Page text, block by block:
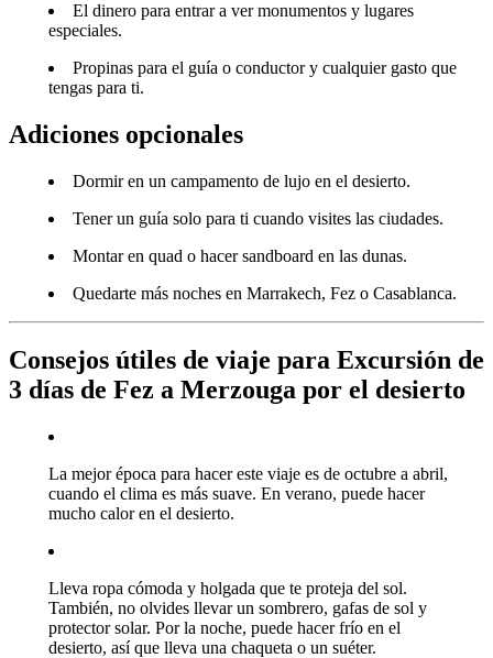
El dinero para entrar a ver monumentos y lugares
especiales.
Propinas para el guía o conductor y cualquier gasto que
tengas para ti.
Adiciones opcionales
Dormir en un campamento de lujo en el desierto.
Tener un guía solo para ti cuando visites las ciudades.
Montar en quad o hacer sandboard en las dunas.
Quedarte más noches en Marrakech, Fez o Casablanca.
Consejos útiles de viaje para Excursión de
3 días de Fez a Merzouga por el desierto
La mejor época para hacer este viaje es de octubre a abril,
cuando el clima es más suave. En verano, puede hacer
mucho calor en el desierto.
Lleva ropa cómoda y holgada que te proteja del sol.
También, no olvides llevar un sombrero, gafas de sol y
protector solar. Por la noche, puede hacer frío en el
desierto, así que lleva una chaqueta o un suéter.